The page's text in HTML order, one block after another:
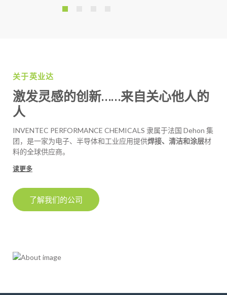
关于英业达
激发灵感的创新……来自关心他人的
人
INVENTEC PERFORMANCE CHEMICALS 隶属于法国 Dehon 集
团，是一家为电子、半导体和工业应用提供焊接、清洁和涂层材
料的全球供应商。
读更多
了解我们的公司